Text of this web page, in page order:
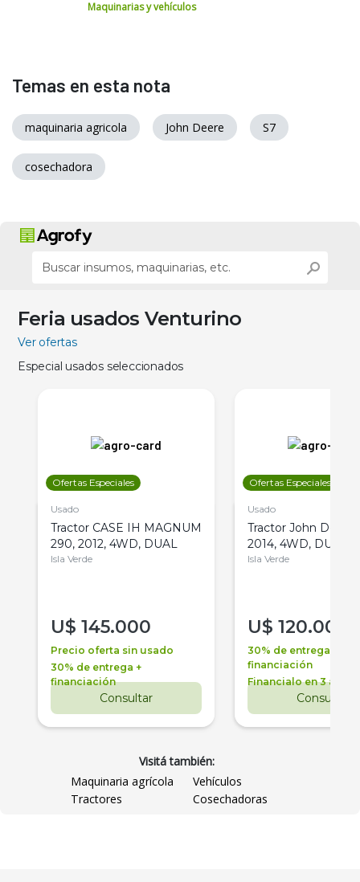
Maquinarias y vehículos
Temas en esta nota
maquinaria agricola John Deere S7
cosechadora
Feria usados Venturino
Ver ofertas
Especial usados seleccionados
Ofertas Especiales
Usado
Tractor CASE IH MAGNUM
290, 2012, 4WD, DUAL
Isla Verde
U$ 145.000
Precio oferta sin usado
30% de entrega +
financiación
Consultar
Ofertas Especiales
Usado
Tractor John Deere
2014, 4WD, DUAL
Isla Verde
U$ 120.000
30% de entrega +
financiación
Financialo en 3 años
Consultar
Visitá también:
Maquinaria agrícola
Vehículos
Tractores
Cosechadoras